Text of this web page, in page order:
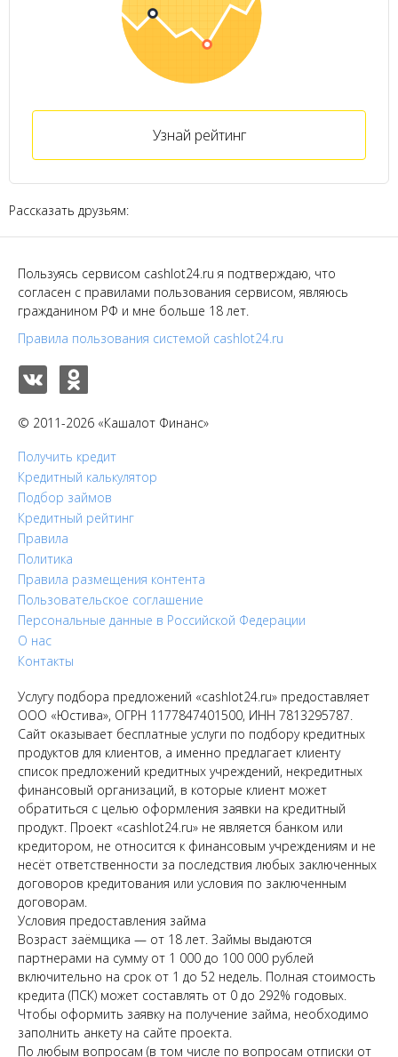
Узнай рейтинг
Рассказать друзьям:
Пользуясь сервисом cashlot24.ru я подтверждаю, что
согласен с правилами пользования сервисом, являюсь
гражданином РФ и мне больше 18 лет.
Правила пользования системой cashlot24.ru
© 2011-2026 «Кашалот Финанс»
Получить кредит
Кредитный калькулятор
Подбор займов
Кредитный рейтинг
Правила
Политика
Правила размещения контента
Пользовательское соглашение
Персональные данные в Российской Федерации
О нас
Контакты
Услугу подбора предложений «cashlot24.ru» предоставляет
ООО «Юстива», ОГРН 1177847401500, ИНН 7813295787.
Сайт оказывает бесплатные услуги по подбору кредитных
продуктов для клиентов, а именно предлагает клиенту
список предложений кредитных учреждений, некредитных
финансовый организаций, в которые клиент может
обратиться с целью оформления заявки на кредитный
продукт. Проект «cashlot24.ru» не является банком или
кредитором, не относится к финансовым учреждениям и не
несёт ответственности за последствия любых заключенных
договоров кредитования или условия по заключенным
договорам.
Условия предоставления займа
Возраст заёмщика — от 18 лет. Займы выдаются
партнерами на сумму от 1 000 до 100 000 рублей
включительно на срок от 1 до 52 недель. Полная стоимость
кредита (ПСК) может составлять от 0 до 292% годовых.
Чтобы оформить заявку на получение займа, необходимо
заполнить анкету на сайте проекта.
По любым вопросам (в том числе по вопросам отписки от